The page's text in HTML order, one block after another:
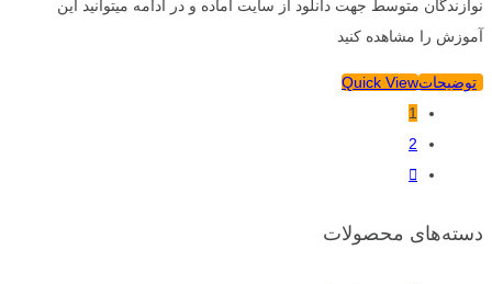
نوازندگان متوسط جهت دانلود از سایت آماده و در ادامه میتوانید این
آموزش را مشاهده کنید
توضیحاتQuick View
1
2
دسته‌های محصولات